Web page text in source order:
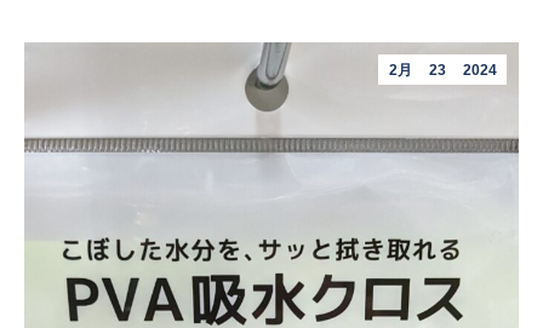
2月 23 2024